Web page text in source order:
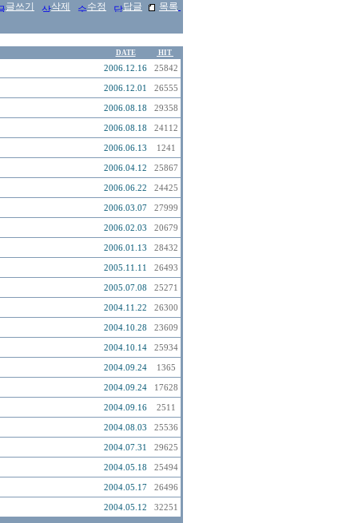
글쓰기 삭제 수정 답글 목록
DATE HIT
2006.12.16 25842
2006.12.01 26555
2006.08.18 29358
2006.08.18 24112
2006.06.13 1241
2006.04.12 25867
2006.06.22 24425
2006.03.07 27999
2006.02.03 20679
2006.01.13 28432
2005.11.11 26493
2005.07.08 25271
2004.11.22 26300
2004.10.28 23609
2004.10.14 25934
2004.09.24 1365
2004.09.24 17628
2004.09.16 2511
2004.08.03 25536
2004.07.31 29625
2004.05.18 25494
2004.05.17 26496
2004.05.12 32251